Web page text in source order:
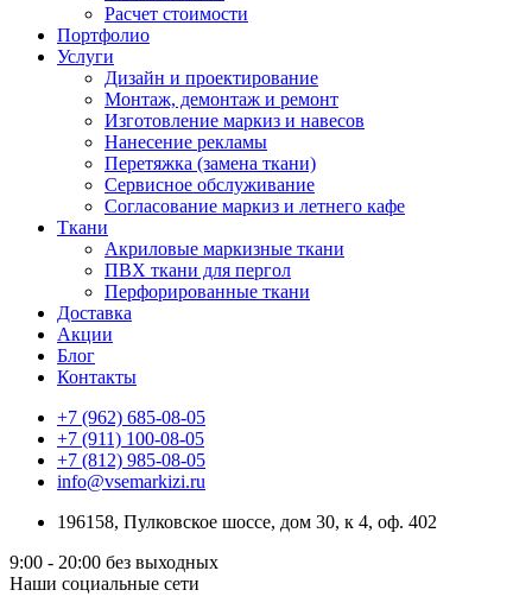
Расчет стоимости
Портфолио
Услуги
Дизайн и проектирование
Монтаж, демонтаж и ремонт
Изготовление маркиз и навесов
Нанесение рекламы
Перетяжка (замена ткани)
Сервисное обслуживание
Согласование маркиз и летнего кафе
Ткани
Акриловые маркизные ткани
ПВХ ткани для пергол
Перфорированные ткани
Доставка
Акции
Блог
Контакты
+7 (962) 685-08-05
+7 (911) 100-08-05
+7 (812) 985-08-05
info@vsemarkizi.ru
196158, Пулковское шоссе, дом 30, к 4, оф. 402
9:00 - 20:00 без выходных
Наши социальные сети